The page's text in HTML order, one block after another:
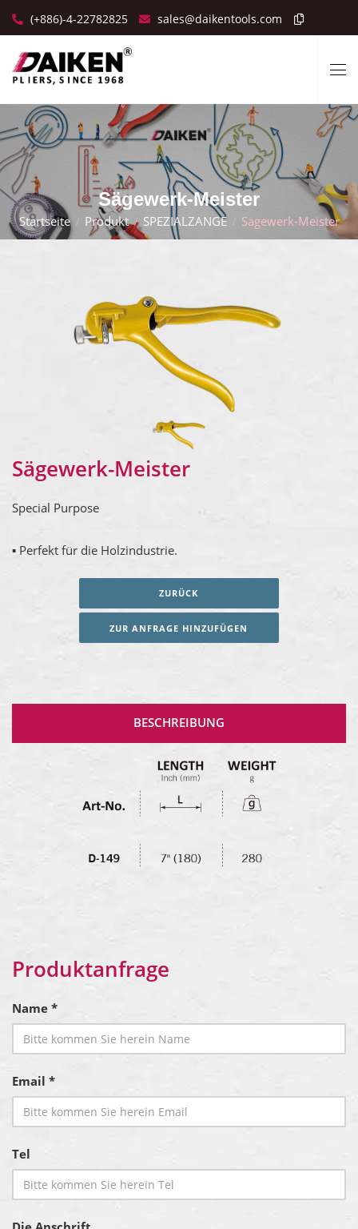
(+886)-4-22782825 sales@daikentools.com
Sägewerk-Meister
Startseite Produkt SPEZIALZANGE Sägewerk-Meister
Sägewerk-Meister
Special Purpose
▪ Perfekt für die Holzindustrie.
ZURÜCK
ZUR ANFRAGE HINZUFÜGEN
BESCHREIBUNG
Produktanfrage
Name *
Email *
Tel